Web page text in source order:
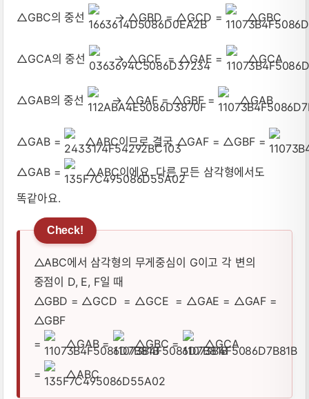
△GBC의 중선 → △GBD = △GCD = △GBC
△GCA의 중선 → △GCE = △GAE = △GCA
△GAB의 중선 → △GAF = △GBF = △GAB
△GAB = △ABC이므로 결국 △GAF = △GBF =
△GAB =
△ABC이에요. 다른 모든 삼각형에서도
똑같아요.
△ABC에서 삼각형의 무게중심이 G이고 각 변의
중점이 D, E, F일 때
△GBD = △GCD = △GCE = △GAE = △GAF =
△GBF
=
△GAB = △GBC = △GCA
= △ABC